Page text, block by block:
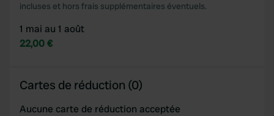
incluses et hors frais supplémentaires éventuels.
1 mai au 1 août
22,00 €
Cartes de réduction (0)
Aucune carte de réduction acceptée